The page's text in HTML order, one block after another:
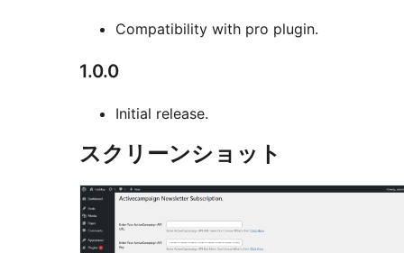
Compatibility with pro plugin.
1.0.0
Initial release.
スクリーンショット